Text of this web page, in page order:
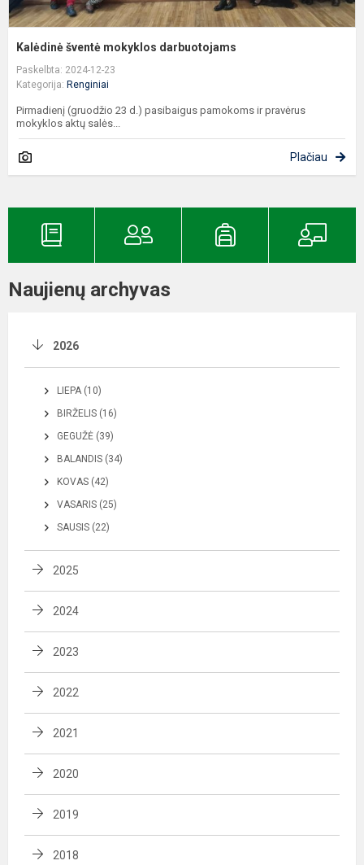
Kalėdinė šventė mokyklos darbuotojams
Paskelbta: 2024-12-23
Kategorija: Renginiai
Pirmadienį (gruodžio 23 d.) pasibaigus pamokoms ir pravėrus
mokyklos aktų salės...
Plačiau
Naujienų archyvas
2026
LIEPA (10)
BIRŽELIS (16)
GEGUŽĖ (39)
BALANDIS (34)
KOVAS (42)
VASARIS (25)
SAUSIS (22)
2025
2024
2023
2022
2021
2020
2019
2018